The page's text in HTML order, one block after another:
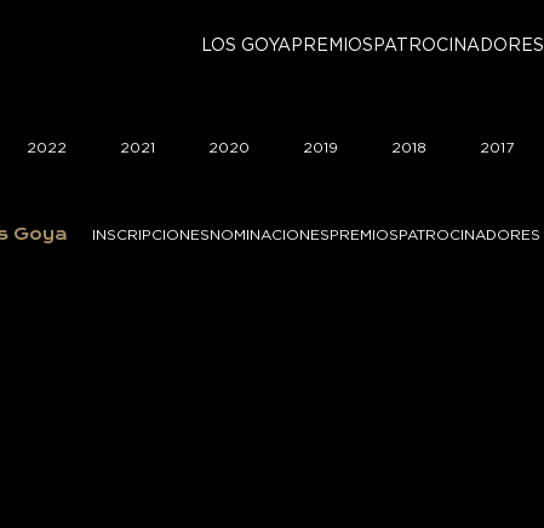
LOS GOYA PREMIOS PATROCINADORES
2022 2021 2020 2019 2018 2017
Goya INSCRIPCIONESNOMINACIONESPREMIOSPATROCINADORES